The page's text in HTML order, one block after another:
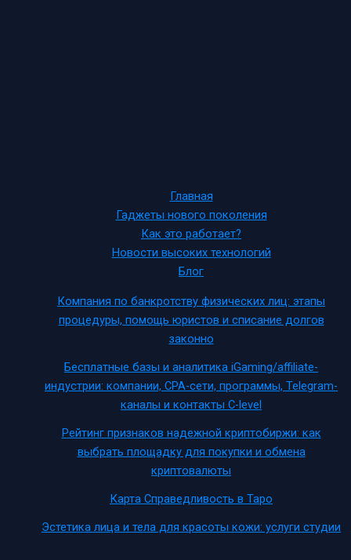
Главная
Гаджеты нового поколения
Как это работает?
Новости высоких технологий
Блог
Компания по банкротству физических лиц: этапы
процедуры, помощь юристов и списание долгов
законно
Бесплатные базы и аналитика iGaming/affiliate-
индустрии: компании, CPA-сети, программы, Telegram-
каналы и контакты C-level
Рейтинг признаков надежной криптобиржи: как
выбрать площадку для покупки и обмена
криптовалюты
Карта Справедливость в Таро
Эстетика лица и тела для красоты кожи: услуги студии